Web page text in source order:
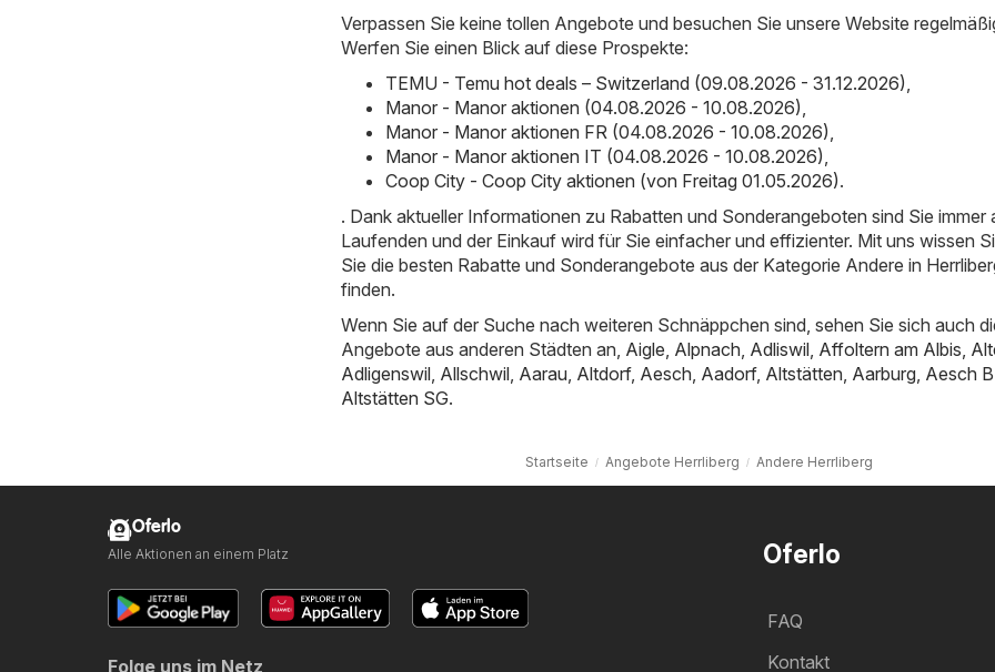
Verpassen Sie keine tollen Angebote und besuchen Sie unsere Website
Werfen Sie einen Blick auf diese Prospekte:
TEMU - Temu hot deals – Switzerland (09.08.2026 - 31.12.2026)
Manor - Manor aktionen (04.08.2026 - 10.08.2026)
Manor - Manor aktionen FR (04.08.2026 - 10.08.2026)
Manor - Manor aktionen IT (04.08.2026 - 10.08.2026)
Coop City - Coop City aktionen (von Freitag 01.05.2026).
. Dank aktueller Informationen zu Rabatten und Sonderangeboten sind Sie immer
Laufenden und der Einkauf wird für Sie einfacher und effizienter. Mit uns wissen
Sie die besten Rabatte und Sonderangebote aus der Kategorie Andere in
finden.
Wenn Sie auf der Suche nach weiteren Schnäppchen sind, sehen Sie sich auch
Angebote aus anderen Städten an, Aigle Alpnach Adliswil Affoltern am Albis
Adligenswil Allschwil Aarau Altdorf, Aesch Aadorf, Altstätten Aarburg Aesch
Altstätten SG.
Startseite Angebote Herrliberg Andere Herrliberg
Oferlo
FAQ
Kontakt
Oferlo
Alle Aktionen an einem Platz
Folge uns im Netz